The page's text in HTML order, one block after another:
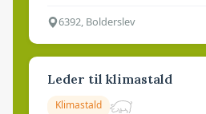
6392, Bolderslev
Leder til klimastald
Klimastald